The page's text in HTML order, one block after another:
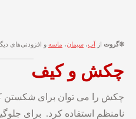
❊گروت از آب، سیمان، ماسه و افزودنی‌های
چکش و کیف
چکش را می توان برای شکستن
نامنظم استفاده کرد. برای